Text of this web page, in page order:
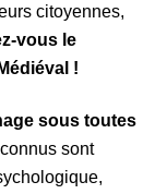
citoyennes,
vous le
!
sous toutes
sont